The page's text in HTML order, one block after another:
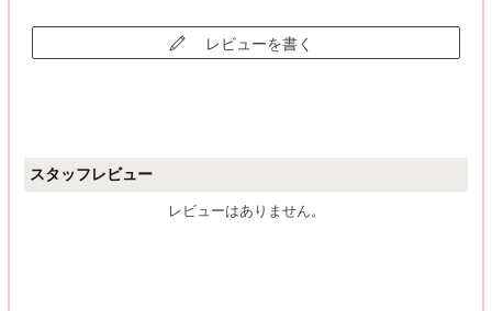
レビューを書く
スタッフレビュー
レビューはありません。